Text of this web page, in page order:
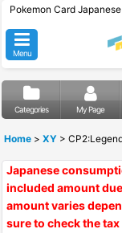
Pokemon Card
Menu
Categories My Page
Home > XY >
Japanese
included amount
amount varies
sure to check the